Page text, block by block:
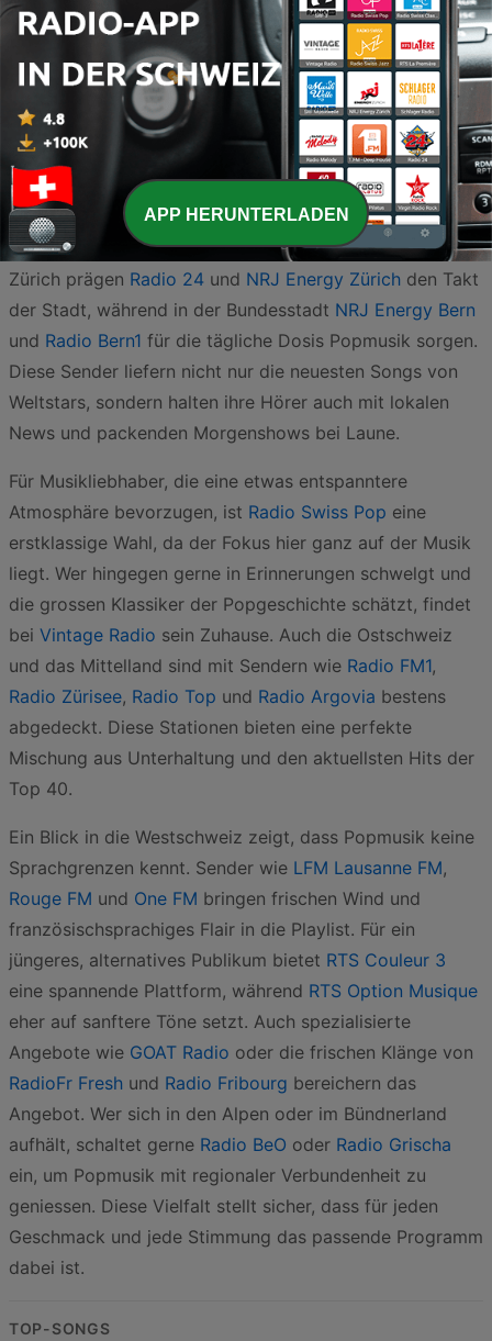
Die Schweizer Radiolandschaft im Bereich Pop und Top
40 besticht durch eine einzigartige Mischung aus
internationalen Megahits und regionalem Charme. Wer
die aktuellsten Chartstürmer sucht, kommt an den
grossen Stationen der Ballungszentren kaum vorbei. In
Zürich prägen Radio 24 und NRJ Energy Zürich den Takt
der Stadt, während in der Bundesstadt NRJ Energy Bern
und Radio Bern1 für die tägliche Dosis Popmusik sorgen.
Diese Sender liefern nicht nur die neuesten Songs von
Weltstars, sondern halten ihre Hörer auch mit lokalen
News und packenden Morgenshows bei Laune.
Für Musikliebhaber, die eine etwas entspanntere
Atmosphäre bevorzugen, ist Radio Swiss Pop eine
erstklassige Wahl, da der Fokus hier ganz auf der Musik
liegt. Wer hingegen gerne in Erinnerungen schwelgt und
die grossen Klassiker der Popgeschichte schätzt, findet
bei Vintage Radio sein Zuhause. Auch die Ostschweiz
und das Mittelland sind mit Sendern wie Radio FM1,
Radio Zürisee, Radio Top und Radio Argovia bestens
abgedeckt. Diese Stationen bieten eine perfekte
Mischung aus Unterhaltung und den aktuellsten Hits der
Top 40.
Ein Blick in die Westschweiz zeigt, dass Popmusik keine
Sprachgrenzen kennt. Sender wie LFM Lausanne FM,
Rouge FM und One FM bringen frischen Wind und
französischsprachiges Flair in die Playlist. Für ein
jüngeres, alternatives Publikum bietet RTS Couleur 3
eine spannende Plattform, während RTS Option Musique
eher auf sanftere Töne setzt. Auch spezialisierte
Angebote wie GOAT Radio oder die frischen Klänge von
RadioFr Fresh und Radio Fribourg bereichern das
Angebot. Wer sich in den Alpen oder im Bündnerland
aufhält, schaltet gerne Radio BeO oder Radio Grischa
ein, um Popmusik mit regionaler Verbundenheit zu
geniessen. Diese Vielfalt stellt sicher, dass für jeden
Geschmack und jede Stimmung das passende Programm
dabei ist.
TOP-SONGS
APP HERUNTERLADEN